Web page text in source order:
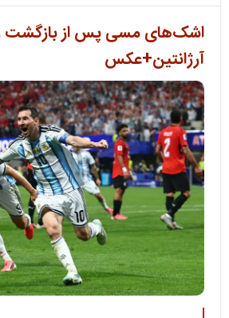
اشک‌های مسی پس از بازگشت
آرژانتین+عکس